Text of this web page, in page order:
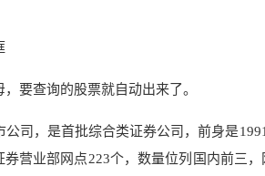
要查询的股票就自动出来了。
司，是首批综合类证券公司，前身是
营业部网点223个，数量位列国内前三，